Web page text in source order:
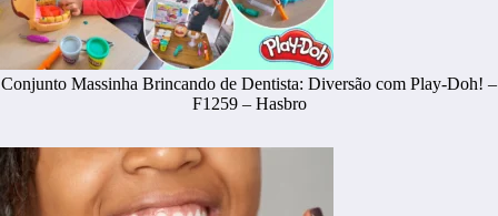
Conjunto Massinha Brincando de Dentista: Diversão com Play-Doh! –
F1259 – Hasbro